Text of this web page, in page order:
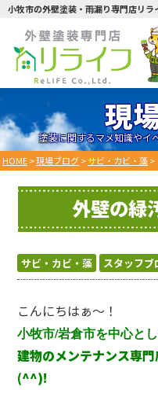
小牧市の外壁塗装・雨漏り専門店リラ
現
塗装に関するマメ知識やイ
HOME>現場ブログ>サビ・カビ・藻>
外壁の緑
サビ・カビ・藻 スタッフブ
こんにちはぁ～！
小牧市/岩倉市を中心と
建物のメンテナンス専
(^^)!